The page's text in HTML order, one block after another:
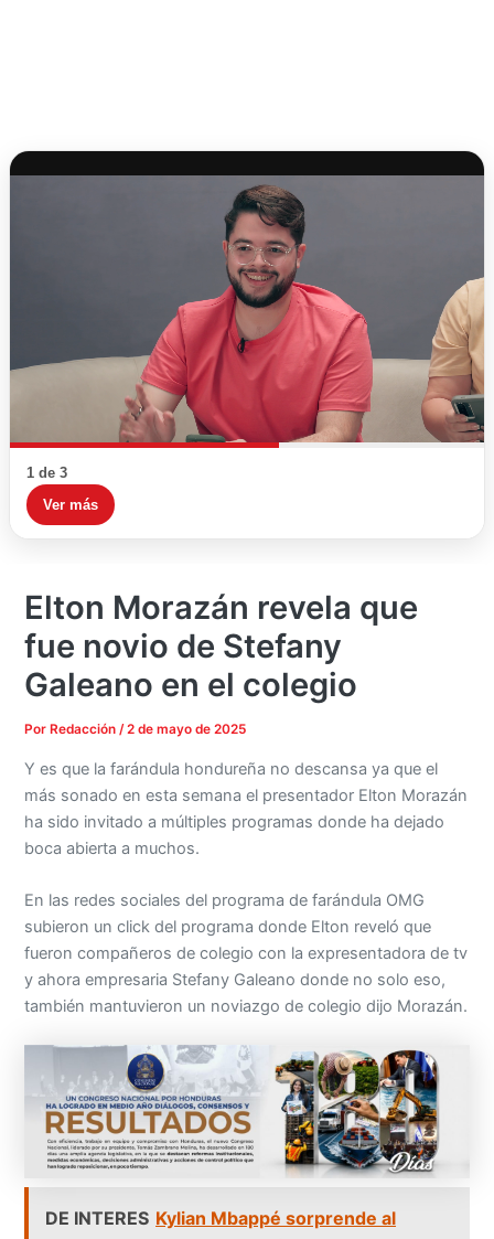
1 de 3
Ver más
Elton Morazán revela que
fue novio de Stefany
Galeano en el colegio
Por Redacción/2 de mayo de 2025
Y es que la farándula hondureña no descansa ya que el
más sonado en esta semana el presentador Elton Morazán
ha sido invitado a múltiples programas donde ha dejado
boca abierta a muchos.
En las redes sociales del programa de farándula OMG
subieron un click del programa donde Elton reveló que
fueron compañeros de colegio con la expresentadora de tv
y ahora empresaria Stefany Galeano donde no solo eso,
también mantuvieron un noviazgo de colegio dijo Morazán.
DE INTERES Kylian Mbappé sorprende al